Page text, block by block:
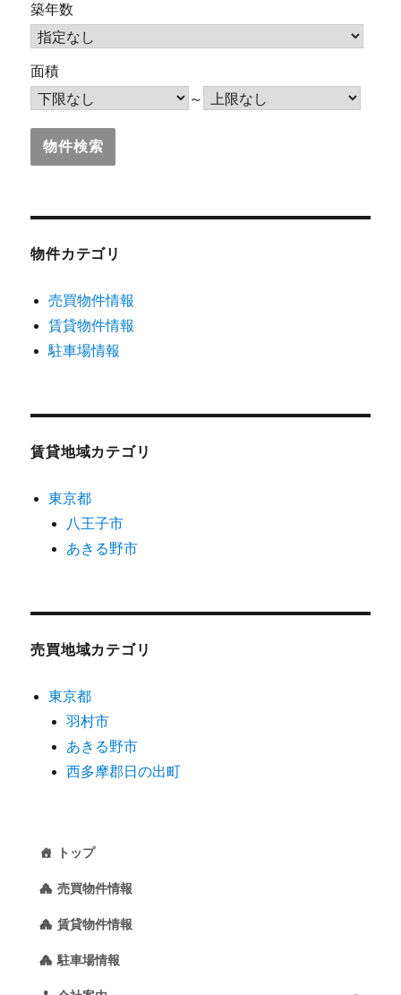
築年数
面積
～
物件カテゴリ
売買物件情報
賃貸物件情報
駐車場情報
賃貸地域カテゴリ
東京都
八王子市
あきる野市
売買地域カテゴリ
東京都
羽村市
あきる野市
西多摩郡日の出町
トップ
売買物件情報
賃貸物件情報
駐車場情報